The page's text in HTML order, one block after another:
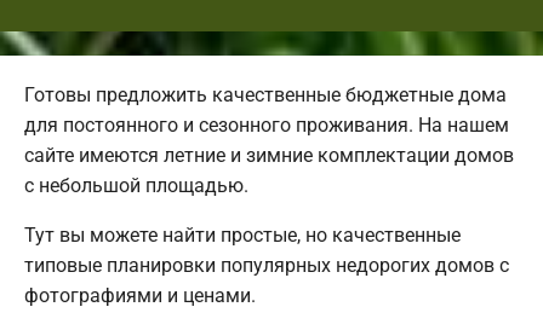
Готовы предложить качественные бюджетные дома
для постоянного и сезонного проживания. На нашем
сайте имеются летние и зимние комплектации домов
с небольшой площадью.
Тут вы можете найти простые, но качественные
типовые планировки популярных недорогих домов с
фотографиями и ценами.